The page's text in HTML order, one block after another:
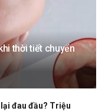
thời tiết chuyển
đau đầu? Triệu